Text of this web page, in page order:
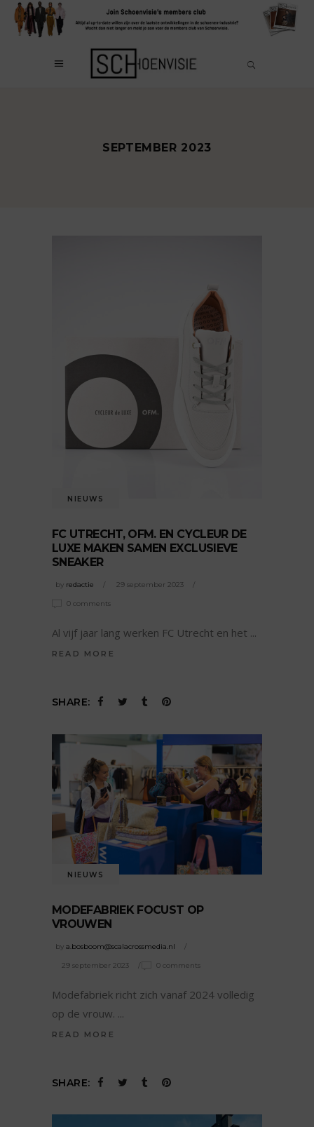
SEPTEMBER 2023
NIEUWS
FC UTRECHT, OFM. EN CYCLEUR DE
LUXE MAKEN SAMEN EXCLUSIEVE
SNEAKER
by redactie 29 september 2023
0 comments
Al vijf jaar lang werken FC Utrecht en het
READ MORE
SHARE:
NIEUWS
MODEFABRIEK FOCUST OP
VROUWEN
by a.bosboom@scalacrossmedia.nl
29 september 2023 0 comments
Modefabriek richt zich vanaf 2024 volledig
op de vrouw.
READ MORE
SHARE: